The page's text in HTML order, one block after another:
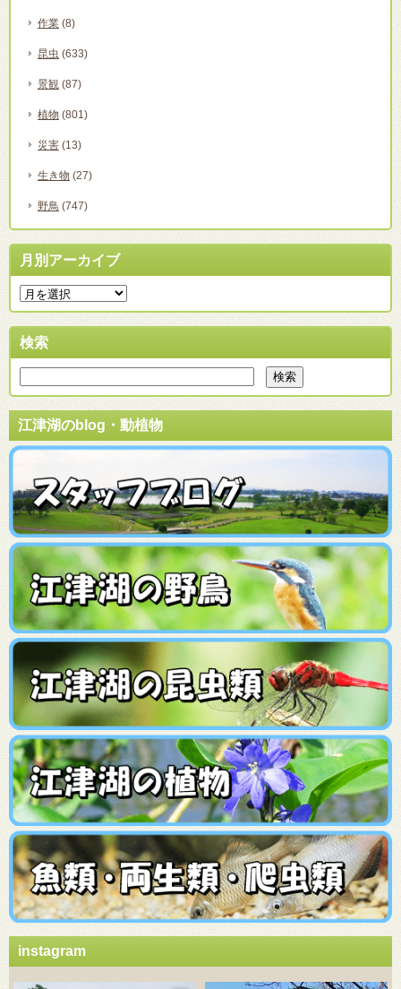
作業 (8)
昆虫 (633)
景観 (87)
植物 (801)
災害 (13)
生き物 (27)
野鳥 (747)
月別アーカイブ
検索
江津湖のblog・動植物
instagram